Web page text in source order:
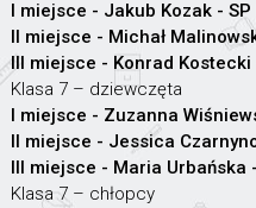
I miejsce - Jakub Kozak -
II miejsce - Michał
III miejsce - Konrad Kostecki
Klasa 7 – dziewczęta
I miejsce - Zuzanna
II miejsce - Jessica
III miejsce - Maria Urbańska
Klasa 7 – chłopcy